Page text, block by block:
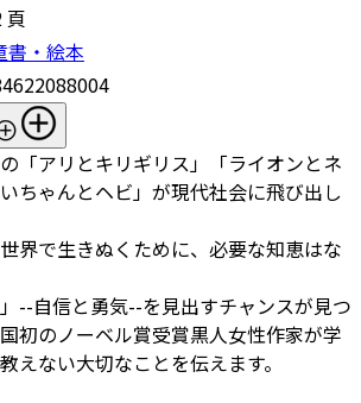
頁
書・絵本
「アリとキリギリス」「ライオンとネ
ちゃんとヘビ」が現代社会に飛び出し
界で生きぬくために、必要な知恵はな
」--自信と勇気--を見出すチャンスが見つ
初のノーベル賞受賞黒人女性作家が学
えない大切なことを伝えます。